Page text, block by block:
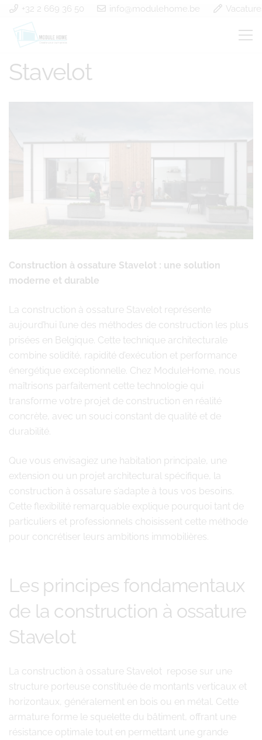
+32 2 669 36 50 info@modulehome.be
Construction à ossature
Stavelot
Construction à ossature Stavelot : une solution
moderne et durable
La construction à ossature Stavelot représente
aujourd’hui l’une des méthodes de construction les plus
prisées en Belgique. Cette technique architecturale
combine solidité, rapidité d’exécution et performance
énergétique exceptionnelle. Chez ModuleHome, nous
maîtrisons parfaitement cette technologie qui
transforme votre projet de construction en réalité
concrète, avec un souci constant de qualité et de
durabilité.
Que vous envisagiez une habitation principale, une
extension ou un projet architectural spécifique, la
construction à ossature s’adapte à tous vos besoins.
Cette flexibilité remarquable explique pourquoi tant de
particuliers et professionnels choisissent cette méthode
pour concrétiser leurs ambitions immobilières.
Les principes fondamentaux
de la construction à ossature
Stavelot
La construction à ossature Stavelot repose sur une
structure porteuse constituée de montants verticaux et
horizontaux, généralement en bois ou en métal. Cette
armature forme le squelette du bâtiment, offrant une
résistance optimale tout en permettant une grande